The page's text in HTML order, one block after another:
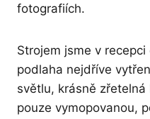
fotografiích.
Strojem jsme v
podlaha nejdříve
světlu, krásně
pouze vymopovanou,